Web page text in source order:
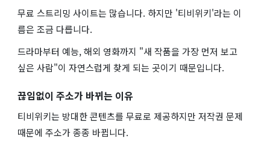
무료 스트리밍 사이트는 많습니다. 하지만 '티비위키'라는 이
름은 조금 다릅니다.
드라마부터 예능, 해외 영화까지 "새 작품을 가장 먼저 보고
싶은 사람"이 자연스럽게 찾게 되는 곳이기 때문입니다.
끊임없이 주소가 바뀌는 이유
티비위키는 방대한 콘텐츠를 무료로 제공하지만 저작권 문제
때문에 주소가 종종 바뀝니다.